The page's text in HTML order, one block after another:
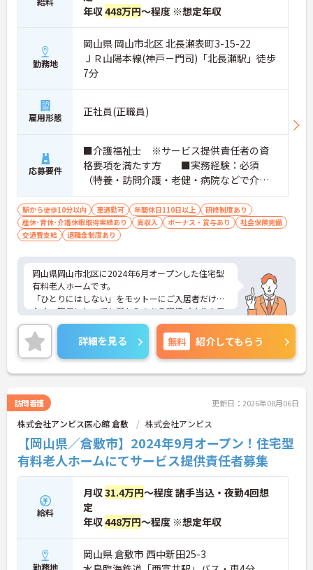
年収448万円～程度 ※想定年収
勤務地
岡山県 岡山市北区 北長瀬表町3-15-22
ＪＲ山陽本線(神戸－門司)「北長瀬駅」徒歩
7分
雇用形態 正社員(正職員)
応募要件
■介護福祉士 ※サービス提供責任者の資
格要項を満たす方 ■実務経験：必須
（特養・訪問介護・老健・病院などで介護
の実務経験が3年程度ある方） ※サ責：未
経験可
駅から徒歩10分以内 車通勤可 年間休日110日以上
研修制度あり
産休･育休･介護休暇取得実績あり
高収入 ボーナス・賞与あり
社会保険完備
交通費支給
退職金制度あり
岡山県岡山市北区に2024年6月オープンした住宅型
有料老人ホームです。
「ひとりにはしない」をモットーにご入居者だけで
なく、職員にとっても温かみのある環境づくりを目
指しています。
ご利用者一人ひとりに寄り添ってサービスを提供し
ていただける方を募集しています。サービス提供責
任者の経験がなくスタートされた方も多数いらっし
ゃいます。
に詳細をお話しいたしますのでお気軽にご相談くだ
さい！
詳細を見る 無料 紹介してもらう
訪問看護 更新日：2026年08月06日
株式会社アンビス医心館 倉敷 株式会社アンビス
【岡山県／倉敷市】2024年9月オープン！住宅型
有料老人ホームにてサービス提供責任者募集
給料
月収31.4万円～程度 諸手当込・夜勤4回想
定
年収448万円～程度 ※想定年収
勤務地
岡山県 倉敷市 西中新田25-3